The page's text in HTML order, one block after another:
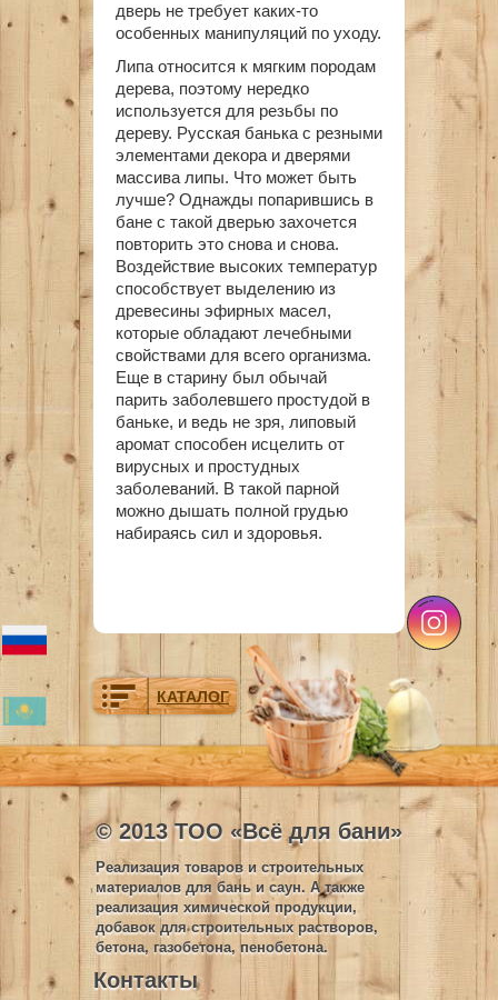
дверь не требует каких-то
особенных манипуляций по уходу.
Липа относится к мягким породам
дерева, поэтому нередко
используется для резьбы по
дереву. Русская банька с резными
элементами декора и дверями
массива липы. Что может быть
лучше? Однажды попарившись в
бане с такой дверью захочется
повторить это снова и снова.
Воздействие высоких температур
способствует выделению из
древесины эфирных масел,
которые обладают лечебными
свойствами для всего организма.
Еще в старину был обычай
парить заболевшего простудой в
баньке, и ведь не зря, липовый
аромат способен исцелить от
вирусных и простудных
заболеваний. В такой парной
можно дышать полной грудью
набираясь сил и здоровья.
КАТАЛОГ
© 2013 ТОО «Всё для бани»
Реализация товаров и строительных
материалов для бань и саун. А также
реализация химической продукции,
добавок для строительных растворов,
бетона, газобетона, пенобетона.
Контакты